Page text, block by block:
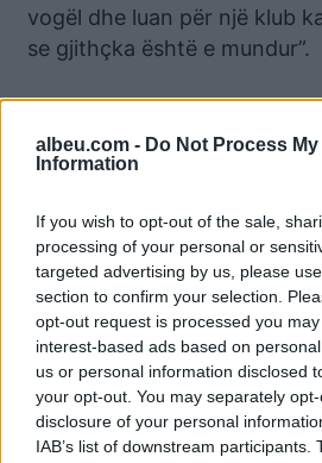
albeu.com - Do Not Process My
Information
If you wish to opt-out of the sale,
processing of your personal or
targeted advertising by us, please
section to confirm your selection.
opt-out request is processed you
interest-based ads based on
us or personal information disclosed
your opt-out. You may separately
disclosure of your personal
IAB’s list of downstream participants.
vogël dhe luan për një klub
se gjithçka është e mundur”.
Dy golat e Haaland
ndezën festën në Bergen,
sizmografët në Norvegji
regjistruan lëkundje
Erling
trik,